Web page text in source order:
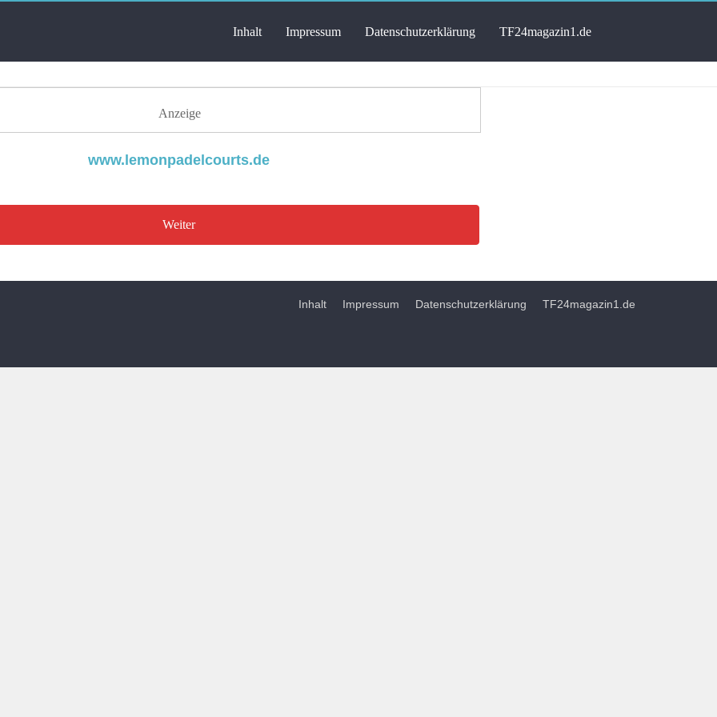
Inhalt Impressum Datenschutzerklärung TF24magazin1.de
Anzeige
www.lemonpadelcourts.de
Weiter
Inhalt Impressum Datenschutzerklärung TF24magazin1.de